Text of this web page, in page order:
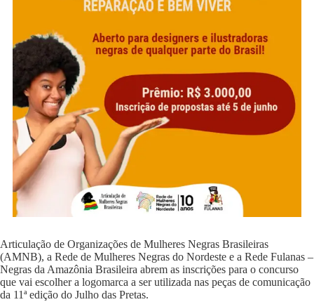
Articulação de Organizações de Mulheres Negras Brasileiras
(AMNB), a Rede de Mulheres Negras do Nordeste e a Rede Fulanas –
Negras da Amazônia Brasileira abrem as inscrições para o concurso
que vai escolher a logomarca a ser utilizada nas peças de comunicação
da 11ª edição do Julho das Pretas.